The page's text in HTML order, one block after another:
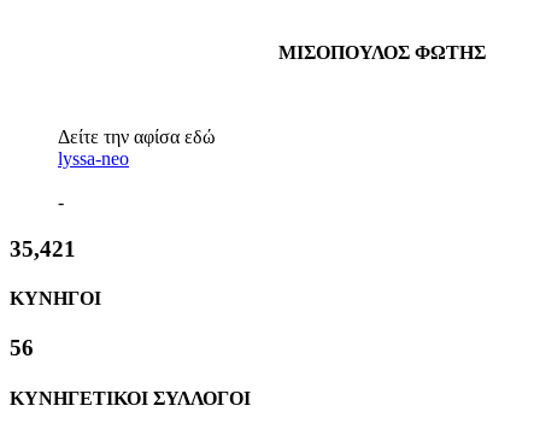
ΜΙΣΟΠΟΥΛΟΣ ΦΩΤΗΣ
Δείτε την αφίσα εδώ
lyssa-neo
-
38,380
ΚΥΝΗΓΟΙ
61
ΚΥΝΗΓΕΤΙΚΟΙ ΣΥΛΛΟΓΟΙ